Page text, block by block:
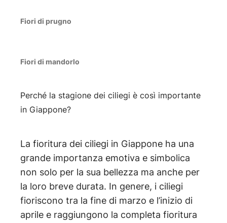
Fiori di prugno
Fiori di mandorlo
Perché la stagione dei ciliegi è così importante
in Giappone?
La fioritura dei ciliegi in Giappone ha una
grande importanza emotiva e simbolica
non solo per la sua bellezza ma anche per
la loro breve durata. In genere, i ciliegi
fioriscono tra la fine di marzo e l’inizio di
aprile e raggiungono la completa fioritura